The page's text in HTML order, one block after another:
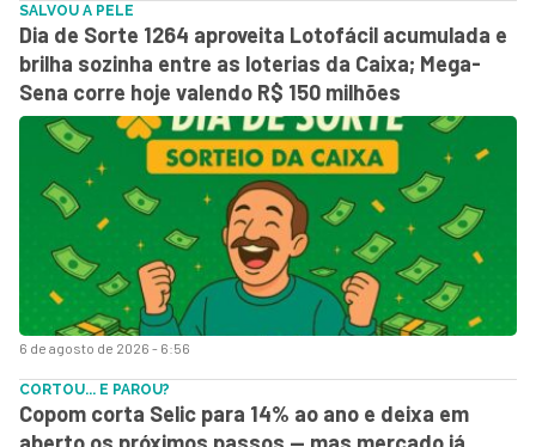
6 de agosto de 2026 - 6:56
SALVOU A PELE
Dia de Sorte 1264 aproveita Lotofácil acumulada e
brilha sozinha entre as loterias da Caixa; Mega-
Sena corre hoje valendo R$ 150 milhões
CORTOU... E PAROU?
Copom corta Selic para 14% ao ano e deixa em